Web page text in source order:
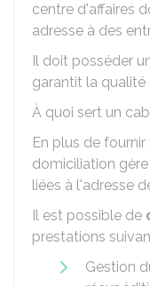
centre d'affaires
adresse à des
Il doit posséder
garantit la qualité
À quoi sert un
En plus de
domiciliation gère
liées à l'adresse
Il est possible de
prestations
Gestion